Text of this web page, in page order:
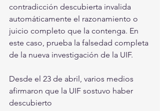
contradicción descubierta invalida
automáticamente el razonamiento o
juicio completo que la contenga. En
este caso, prueba la falsedad completa
de la nueva investigación de la UIF.
Desde el 23 de abril, varios medios
afirmaron que la UIF sostuvo haber
descubierto